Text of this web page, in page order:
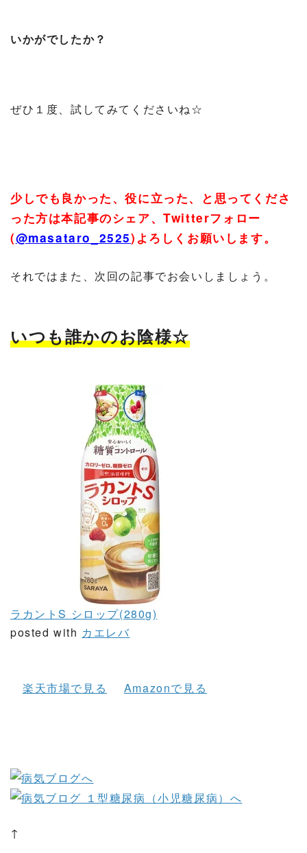
いかがでしたか？
ぜひ１度、試してみてくださいね☆
少しでも良かった、役に立った、と思ってくださ
った方は本記事のシェア、Twitterフォロー
(@masataro_2525) よろしくお願いします。
それではまた、次回の記事でお会いしましょう。
いつも誰かのお陰様☆
ラカントS シロップ(280g)
posted with カエレバ
楽天市場で見る Amazonで見る
↑